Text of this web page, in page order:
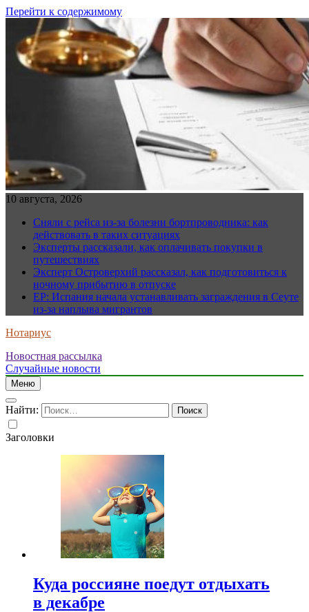
Перейти к содержимому
10 августа, 2026
Сняли с рейса из-за болезни бортпроводника: как
действовать в таких ситуациях
Эксперты рассказали, как оплачивать покупки в
путешествиях
Эксперт Островерхий рассказал, как подготовиться к
ночному прибытию в отпуске
EP: Испания начала устанавливать заграждения в Сеуте
из-за наплыва мигрантов
Нотариус
Новостная рассылка
Случайные новости
Меню
Найти:
Заголовки
Куда россияне поедут отдыхать
в декабре